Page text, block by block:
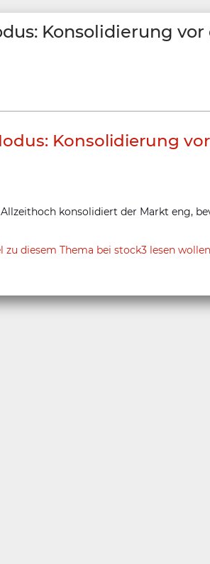
Konsolidierung
Konsolidierung
konsolidiert der Markt eng,
diesem Thema bei stock3 lesen